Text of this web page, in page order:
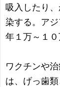
吸入したり
染する。ア
年１万～１０
ワクチンや
は、げっ歯